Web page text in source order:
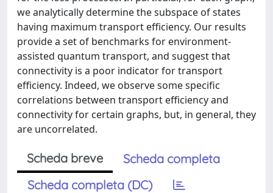
we analytically determine the subspace of states
having maximum transport efficiency. Our results
provide a set of benchmarks for environment-
assisted quantum transport, and suggest that
connectivity is a poor indicator for transport
efficiency. Indeed, we observe some specific
correlations between transport efficiency and
connectivity for certain graphs, but, in general, they
are uncorrelated.
Scheda breve
Scheda completa
Scheda completa (DC)